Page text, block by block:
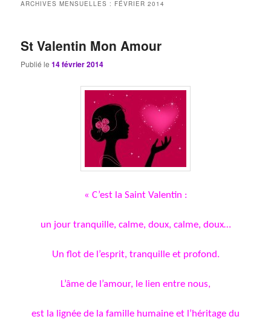
ARCHIVES MENSUELLES : FÉVRIER 2014
St Valentin Mon Amour
Publié le14 février 2014
« C’est la Saint Valentin :
un jour tranquille, calme, doux, calme, doux…
Un flot de l’esprit, tranquille et profond.
L’âme de l’amour, le lien entre nous,
est la lignée de la famille humaine et l’héritage du